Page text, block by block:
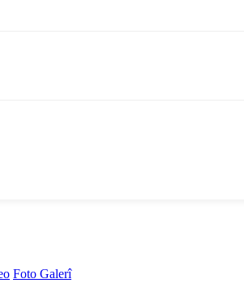
Foto Galerî